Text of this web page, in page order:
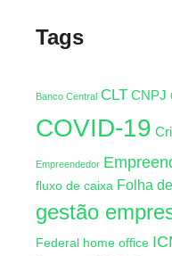
Tags
Banco Central CLT CNPJ
COVID-19
Empreendedor
fluxo de caixa Folha
gestão
Federal home office